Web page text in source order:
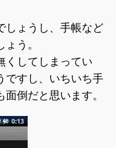
しょうし、手帳など
う。
くしてしまってい
ですし、いちいち手
倒だと思います。